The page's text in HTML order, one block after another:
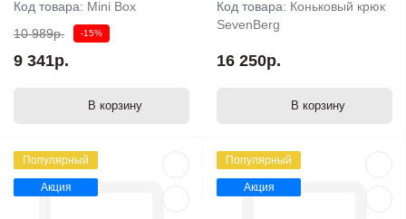
Код товара: Mini Box
10 989р.
-15%
9 341р.
В корзину
Код товара: Коньковый крюк
SevenBerg
16 250р.
В корзину
Популярный
Акция
Популярный
Акция